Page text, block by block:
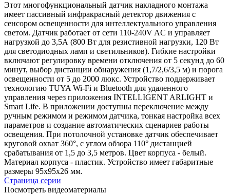
Этот многофункциональный датчик накладного монтажа
имеет пассивный инфракрасный детектор движения с
сенсором освещенности для интеллектуального управления
светом. Датчик работает от сети 110-240V AC и управляет
нагрузкой до 3,5А (800 Вт для резистивной нагрузки, 120 Вт
для светодиодных ламп и светильников). Гибкие настройки
включают регулировку времени отключения от 5 секунд до 60
минут, выбор дистанции обнаружения (1,7/2,6/3,5 м) и порога
освещенности от 5 до 2000 люкс. Устройство поддерживает
технологию TUYA Wi-Fi и Bluetooth для удаленного
управления через приложения INTELLIGENT ARLIGHT и
Smart Life. В приложении доступны переключение между
ручным режимом и режимом датчика, тонкая настройка всех
параметров и создание автоматических сценариев работы
освещения. При потолочной установке датчик обеспечивает
круговой охват 360°, с углом обзора 110° дистанцией
срабатывания от 1,5 до 3,5 метров. Цвет корпуса - белый.
Материал корпуса - пластик. Устройство имеет габаритные
размеры 95х95х26 мм.
Страница серии
Посмотреть видеоматериалы